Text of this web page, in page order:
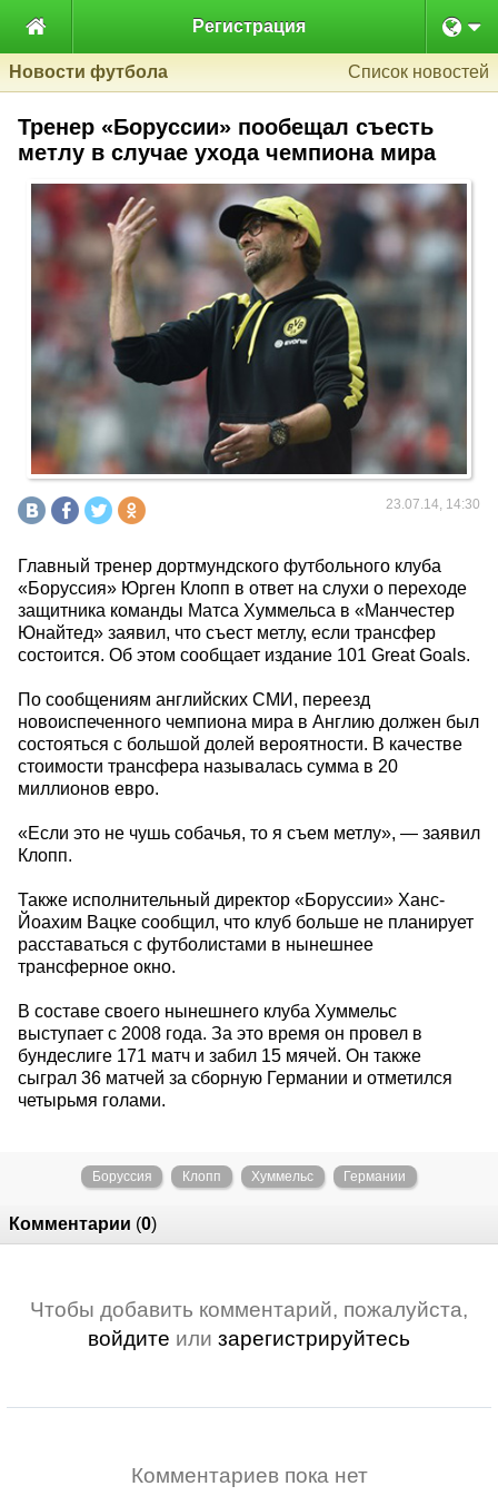
 Регистрация
Новости футбола Список новостей
Тренер «Боруссии» пообещал съесть
метлу в случае ухода чемпиона мира
23.07.14, 14:30
Главный тренер дортмундского футбольного клуба
«Боруссия» Юрген Клопп в ответ на слухи о переходе
защитника команды Матса Хуммельса в «Манчестер
Юнайтед» заявил, что съест метлу, если трансфер
состоится. Об этом сообщает издание 101 Great Goals.
По сообщениям английских СМИ, переезд
новоиспеченного чемпиона мира в Англию должен был
состояться с большой долей вероятности. В качестве
стоимости трансфера называлась сумма в 20
миллионов евро.
«Если это не чушь собачья, то я съем метлу», — заявил
Клопп.
Также исполнительный директор «Боруссии» Ханс-
Йоахим Вацке сообщил, что клуб больше не планирует
расставаться с футболистами в нынешнее
трансферное окно.
В составе своего нынешнего клуба Хуммельс
выступает с 2008 года. За это время он провел в
бундеслиге 171 матч и забил 15 мячей. Он также
сыграл 36 матчей за сборную Германии и отметился
четырьмя голами.
Боруссия Клопп Хуммельс Германии
Комментарии (0)
Чтобы добавить комментарий, пожалуйста,
войдите или зарегистрируйтесь
Комментариев пока нет